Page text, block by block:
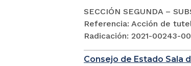
SECCIÓN SEGUNDA –
Referencia: Acción de
Radicación: 2021-00243-
Consejo de Estado Sala